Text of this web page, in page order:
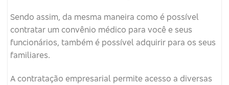
Sendo assim, da mesma maneira como é possível
contratar um convênio médico para você e seus
funcionários, também é possível adquirir para os seus
familiares.
A contratação empresarial permite acesso a diversas